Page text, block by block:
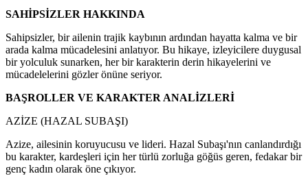
SAHİPSİZLER HAKKINDA
Sahipsizler, bir ailenin trajik kaybının ardından hayatta kalma ve bir
arada kalma mücadelesini anlatıyor. Bu hikaye, izleyicilere duygusal
bir yolculuk sunarken, her bir karakterin derin hikayelerini ve
mücadelelerini gözler önüne seriyor.
BAŞROLLER VE KARAKTER ANALİZLERİ
AZİZE (HAZAL SUBAŞI)
Azize, ailesinin koruyucusu ve lideri. Hazal Subaşı'nın canlandırdığı
bu karakter, kardeşleri için her türlü zorluğa göğüs geren, fedakar bir
genç kadın olarak öne çıkıyor.